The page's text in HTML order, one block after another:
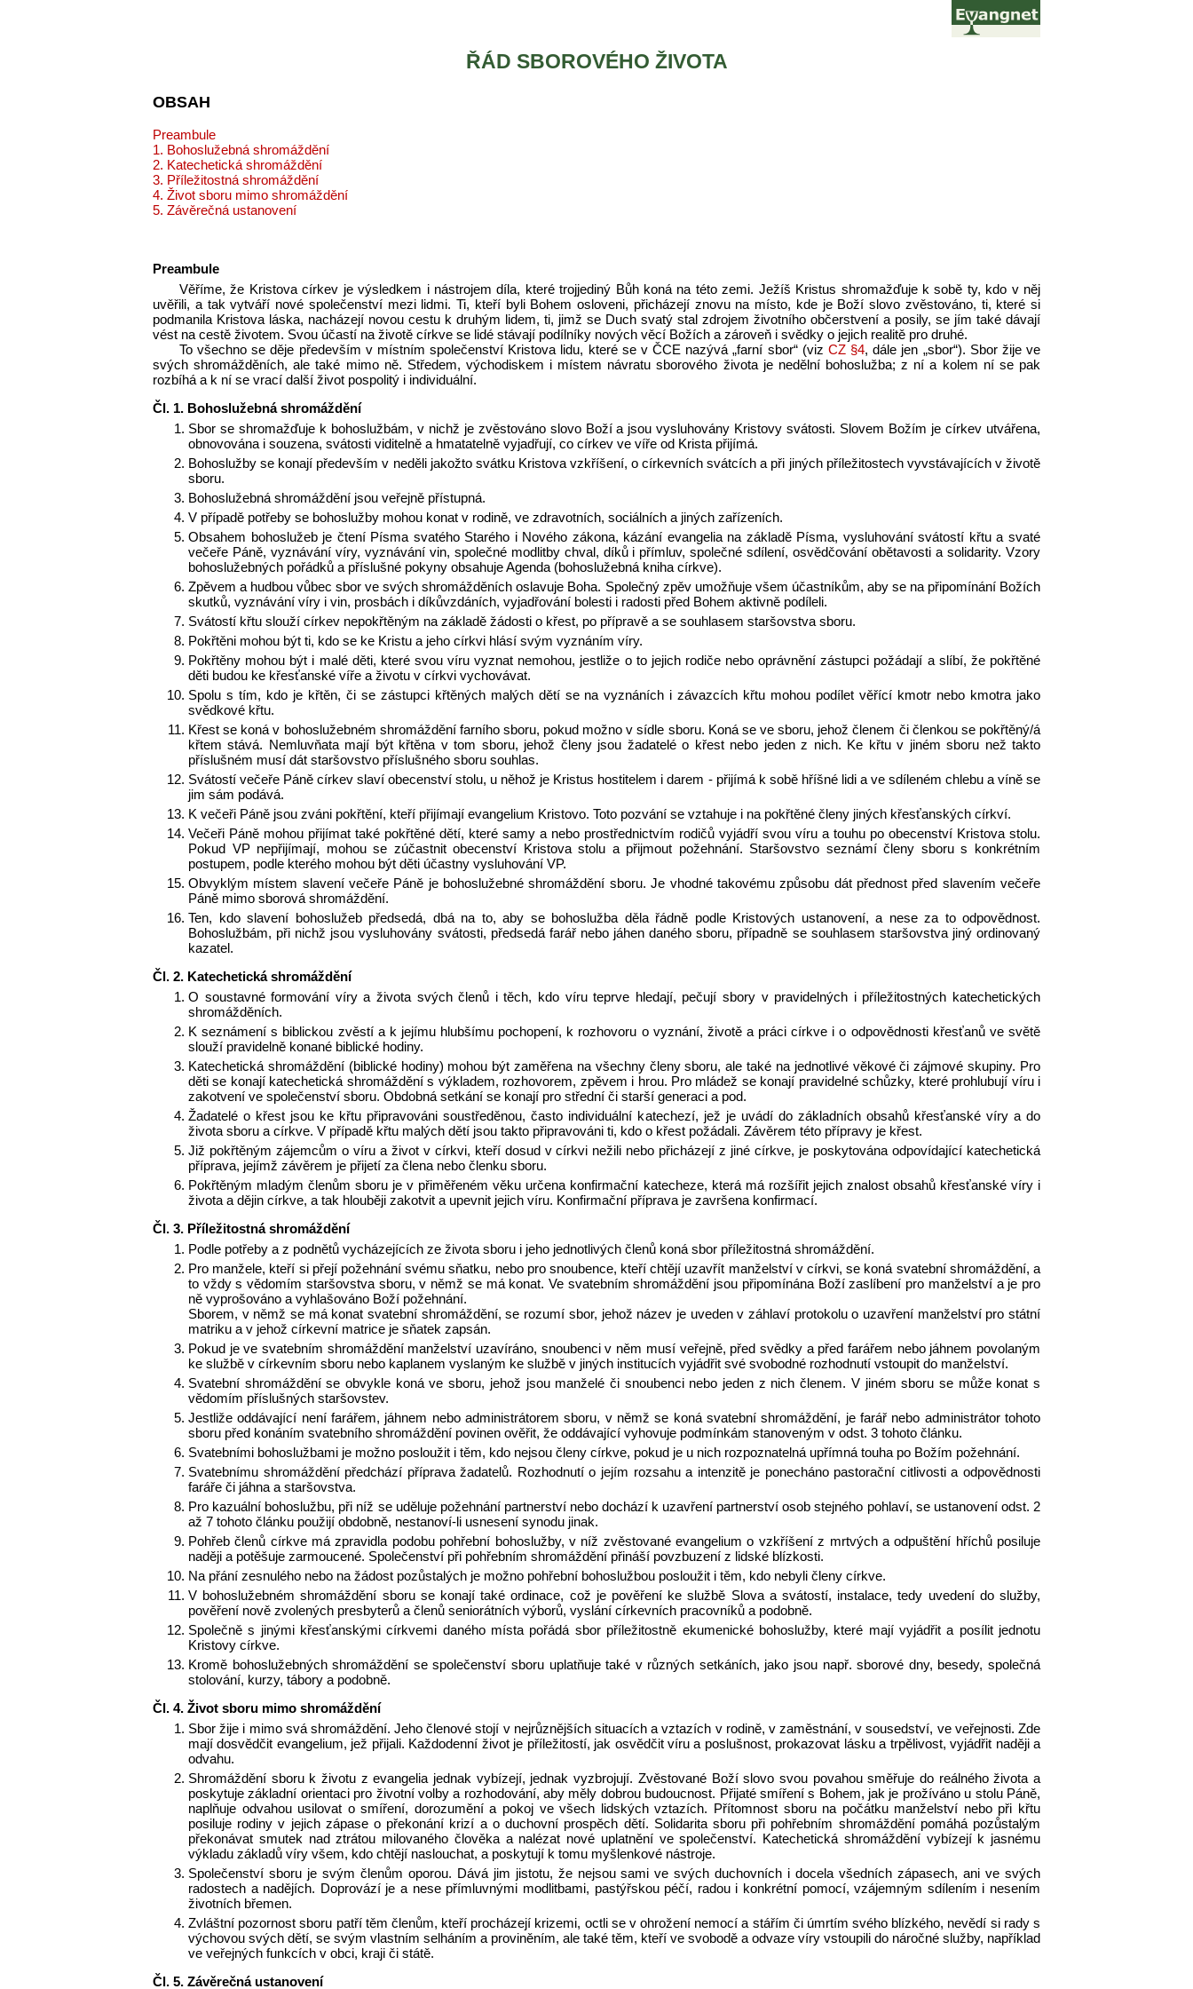
ŘÁD SBOROVÉHO ŽIVOTA
OBSAH
Preambule
1. Bohoslužebná shromáždění
2. Katechetická shromáždění
3. Příležitostná shromáždění
4. Život sboru mimo shromáždění
5. Závěrečná ustanovení
Preambule
Věříme, že Kristova církev je výsledkem i nástrojem díla, které trojjediný Bůh koná na této zemi. Ježíš Kristus shromažďuje k sobě ty, kdo v něj
uvěřili, a tak vytváří nové společenství mezi lidmi. Ti, kteří byli Bohem osloveni, přicházejí znovu na místo, kde je Boží slovo zvěstováno, ti, které si
podmanila Kristova láska, nacházejí novou cestu k druhým lidem, ti, jimž se Duch svatý stal zdrojem životního občerstvení a posily, se jím také dávají
vést na cestě životem. Svou účastí na životě církve se lidé stávají podílníky nových věcí Božích a zároveň i svědky o jejich realitě pro druhé.
To všechno se děje především v místním společenství Kristova lidu, které se v ČCE nazývá „farní sbor“ (viz CZ §4, dále jen „sbor“). Sbor žije ve
svých shromážděních, ale také mimo ně. Středem, východiskem i místem návratu sborového života je nedělní bohoslužba; z ní a kolem ní se pak
rozbíhá a k ní se vrací další život pospolitý i individuální.
Čl. 1. Bohoslužebná shromáždění
Sbor se shromažďuje k bohoslužbám, v nichž je zvěstováno slovo Boží a jsou vysluhovány Kristovy svátosti. Slovem Božím je církev utvářena,
obnovována i souzena, svátosti viditelně a hmatatelně vyjadřují, co církev ve víře od Krista přijímá.
Bohoslužby se konají především v neděli jakožto svátku Kristova vzkříšení, o církevních svátcích a při jiných příležitostech vyvstávajících v životě
sboru.
Bohoslužebná shromáždění jsou veřejně přístupná.
V případě potřeby se bohoslužby mohou konat v rodině, ve zdravotních, sociálních a jiných zařízeních.
Obsahem bohoslužeb je čtení Písma svatého Starého i Nového zákona, kázání evangelia na základě Písma, vysluhování svátostí křtu a svaté
večeře Páně, vyznávání víry, vyznávání vin, společné modlitby chval, díků i přímluv, společné sdílení, osvědčování obětavosti a solidarity. Vzory
bohoslužebných pořádků a příslušné pokyny obsahuje Agenda (bohoslužebná kniha církve).
Zpěvem a hudbou vůbec sbor ve svých shromážděních oslavuje Boha. Společný zpěv umožňuje všem účastníkům, aby se na připomínání Božích
skutků, vyznávání víry i vin, prosbách i díkůvzdáních, vyjadřování bolesti i radosti před Bohem aktivně podíleli.
Svátostí křtu slouží církev nepokřtěným na základě žádosti o křest, po přípravě a se souhlasem staršovstva sboru.
Pokřtěni mohou být ti, kdo se ke Kristu a jeho církvi hlásí svým vyznáním víry.
Pokřtěny mohou být i malé děti, které svou víru vyznat nemohou, jestliže o to jejich rodiče nebo oprávnění zástupci požádají a slíbí, že pokřtěné
děti budou ke křesťanské víře a životu v církvi vychovávat.
Spolu s tím, kdo je křtěn, či se zástupci křtěných malých dětí se na vyznáních i závazcích křtu mohou podílet věřící kmotr nebo kmotra jako
svědkové křtu.
Křest se koná v bohoslužebném shromáždění farního sboru, pokud možno v sídle sboru. Koná se ve sboru, jehož členem či členkou se pokřtěný/á
křtem stává. Nemluvňata mají být křtěna v tom sboru, jehož členy jsou žadatelé o křest nebo jeden z nich. Ke křtu v jiném sboru než takto
příslušném musí dát staršovstvo příslušného sboru souhlas.
Svátostí večeře Páně církev slaví obecenství stolu, u něhož je Kristus hostitelem i darem - přijímá k sobě hříšné lidi a ve sdíleném chlebu a víně se
jim sám podává.
K večeři Páně jsou zváni pokřtění, kteří přijímají evangelium Kristovo. Toto pozvání se vztahuje i na pokřtěné členy jiných křesťanských církví.
Večeři Páně mohou přijímat také pokřtěné dětí, které samy a nebo prostřednictvím rodičů vyjádří svou víru a touhu po obecenství Kristova stolu.
Pokud VP nepřijímají, mohou se zúčastnit obecenství Kristova stolu a přijmout požehnání. Staršovstvo seznámí členy sboru s konkrétním
postupem, podle kterého mohou být děti účastny vysluhování VP.
Obvyklým místem slavení večeře Páně je bohoslužebné shromáždění sboru. Je vhodné takovému způsobu dát přednost před slavením večeře
Páně mimo sborová shromáždění.
Ten, kdo slavení bohoslužeb předsedá, dbá na to, aby se bohoslužba děla řádně podle Kristových ustanovení, a nese za to odpovědnost.
Bohoslužbám, při nichž jsou vysluhovány svátosti, předsedá farář nebo jáhen daného sboru, případně se souhlasem staršovstva jiný ordinovaný
kazatel.
Čl. 2. Katechetická shromáždění
O soustavné formování víry a života svých členů i těch, kdo víru teprve hledají, pečují sbory v pravidelných i příležitostných katechetických
shromážděních.
K seznámení s biblickou zvěstí a k jejímu hlubšímu pochopení, k rozhovoru o vyznání, životě a práci církve i o odpovědnosti křesťanů ve světě
slouží pravidelně konané biblické hodiny.
Katechetická shromáždění (biblické hodiny) mohou být zaměřena na všechny členy sboru, ale také na jednotlivé věkové či zájmové skupiny. Pro
děti se konají katechetická shromáždění s výkladem, rozhovorem, zpěvem i hrou. Pro mládež se konají pravidelné schůzky, které prohlubují víru i
zakotvení ve společenství sboru. Obdobná setkání se konají pro střední či starší generaci a pod.
Žadatelé o křest jsou ke křtu připravováni soustředěnou, často individuální katechezí, jež je uvádí do základních obsahů křesťanské víry a do
života sboru a církve. V případě křtu malých dětí jsou takto připravováni ti, kdo o křest požádali. Závěrem této přípravy je křest.
Již pokřtěným zájemcům o víru a život v církvi, kteří dosud v církvi nežili nebo přicházejí z jiné církve, je poskytována odpovídající katechetická
příprava, jejímž závěrem je přijetí za člena nebo členku sboru.
Pokřtěným mladým členům sboru je v přiměřeném věku určena konfirmační katecheze, která má rozšířit jejich znalost obsahů křesťanské víry i
života a dějin církve, a tak hlouběji zakotvit a upevnit jejich víru. Konfirmační příprava je završena konfirmací.
Čl. 3. Příležitostná shromáždění
Podle potřeby a z podnětů vycházejících ze života sboru i jeho jednotlivých členů koná sbor příležitostná shromáždění.
Pro manžele, kteří si přejí požehnání svému sňatku, nebo pro snoubence, kteří chtějí uzavřít manželství v církvi, se koná svatební shromáždění, a
to vždy s vědomím staršovstva sboru, v němž se má konat. Ve svatebním shromáždění jsou připomínána Boží zaslíbení pro manželství a je pro
ně vyprošováno a vyhlašováno Boží požehnání.
Sborem, v němž se má konat svatební shromáždění, se rozumí sbor, jehož název je uveden v záhlaví protokolu o uzavření manželství pro státní
matriku a v jehož církevní matrice je sňatek zapsán.
Pokud je ve svatebním shromáždění manželství uzavíráno, snoubenci v něm musí veřejně, před svědky a před farářem nebo jáhnem povolaným
ke službě v církevním sboru nebo kaplanem vyslaným ke službě v jiných institucích vyjádřit své svobodné rozhodnutí vstoupit do manželství.
Svatební shromáždění se obvykle koná ve sboru, jehož jsou manželé či snoubenci nebo jeden z nich členem. V jiném sboru se může konat s
vědomím příslušných staršovstev.
Jestliže oddávající není farářem, jáhnem nebo administrátorem sboru, v němž se koná svatební shromáždění, je farář nebo administrátor tohoto
sboru před konáním svatebního shromáždění povinen ověřit, že oddávající vyhovuje podmínkám stanoveným v odst. 3 tohoto článku.
Svatebními bohoslužbami je možno posloužit i těm, kdo nejsou členy církve, pokud je u nich rozpoznatelná upřímná touha po Božím požehnání.
Svatebnímu shromáždění předchází příprava žadatelů. Rozhodnutí o jejím rozsahu a intenzitě je ponecháno pastorační citlivosti a odpovědnosti
faráře či jáhna a staršovstva.
Pro kazuální bohoslužbu, při níž se uděluje požehnání partnerství nebo dochází k uzavření partnerství osob stejného pohlaví, se ustanovení odst. 2
až 7 tohoto článku použijí obdobně, nestanoví-li usnesení synodu jinak.
Pohřeb členů církve má zpravidla podobu pohřební bohoslužby, v níž zvěstované evangelium o vzkříšení z mrtvých a odpuštění hříchů posiluje
naději a potěšuje zarmoucené. Společenství při pohřebním shromáždění přináší povzbuzení z lidské blízkosti.
Na přání zesnulého nebo na žádost pozůstalých je možno pohřební bohoslužbou posloužit i těm, kdo nebyli členy církve.
V bohoslužebném shromáždění sboru se konají také ordinace, což je pověření ke službě Slova a svátostí, instalace, tedy uvedení do služby,
pověření nově zvolených presbyterů a členů seniorátních výborů, vyslání církevních pracovníků a podobně.
Společně s jinými křesťanskými církvemi daného místa pořádá sbor příležitostně ekumenické bohoslužby, které mají vyjádřit a posílit jednotu
Kristovy církve.
Kromě bohoslužebných shromáždění se společenství sboru uplatňuje také v různých setkáních, jako jsou např. sborové dny, besedy, společná
stolování, kurzy, tábory a podobně.
Čl. 4. Život sboru mimo shromáždění
Sbor žije i mimo svá shromáždění. Jeho členové stojí v nejrůznějších situacích a vztazích v rodině, v zaměstnání, v sousedství, ve veřejnosti. Zde
mají dosvědčit evangelium, jež přijali. Každodenní život je příležitostí, jak osvědčit víru a poslušnost, prokazovat lásku a trpělivost, vyjádřit naději a
odvahu.
Shromáždění sboru k životu z evangelia jednak vybízejí, jednak vyzbrojují. Zvěstované Boží slovo svou povahou směřuje do reálného života a
poskytuje základní orientaci pro životní volby a rozhodování, aby měly dobrou budoucnost. Přijaté smíření s Bohem, jak je prožíváno u stolu Páně,
naplňuje odvahou usilovat o smíření, dorozumění a pokoj ve všech lidských vztazích. Přítomnost sboru na počátku manželství nebo při křtu
posiluje rodiny v jejich zápase o překonání krizí a o duchovní prospěch dětí. Solidarita sboru při pohřebním shromáždění pomáhá pozůstalým
překonávat smutek nad ztrátou milovaného člověka a nalézat nové uplatnění ve společenství. Katechetická shromáždění vybízejí k jasnému
výkladu základů víry všem, kdo chtějí naslouchat, a poskytují k tomu myšlenkové nástroje.
Společenství sboru je svým členům oporou. Dává jim jistotu, že nejsou sami ve svých duchovních i docela všedních zápasech, ani ve svých
radostech a nadějích. Doprovází je a nese přímluvnými modlitbami, pastýřskou péčí, radou i konkrétní pomocí, vzájemným sdílením i nesením
životních břemen.
Zvláštní pozornost sboru patří těm členům, kteří procházejí krizemi, octli se v ohrožení nemocí a stářím či úmrtím svého blízkého, nevědí si rady s
výchovou svých dětí, se svým vlastním selháním a proviněním, ale také těm, kteří ve svobodě a odvaze víry vstoupili do náročné služby, například
ve veřejných funkcích v obci, kraji či státě.
Čl. 5. Závěrečná ustanovení